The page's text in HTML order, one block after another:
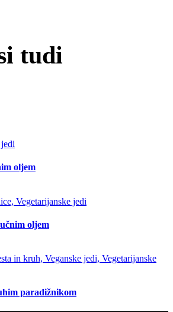
tudi
oljem
Vegetarijanske jedi
oljem
in kruh, Veganske jedi, Vegetarijanske
paradižnikom